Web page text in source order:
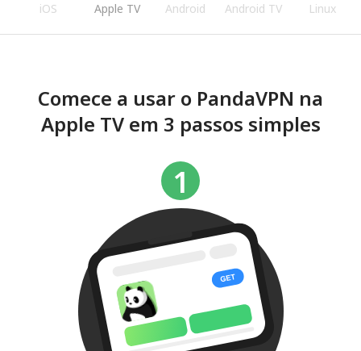
iOS Apple TV Android Android TV Linux
Comece a usar o PandaVPN na
Apple TV em 3 passos simples